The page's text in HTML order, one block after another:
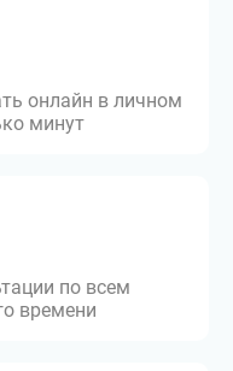
онлайн в личном
минут
по всем
времени